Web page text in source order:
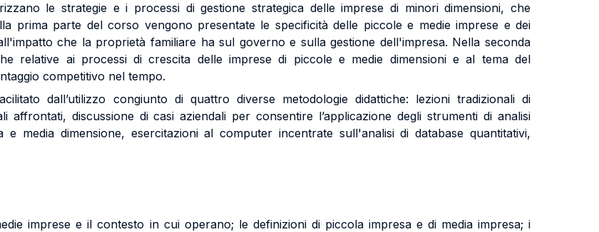
le strategie e i processi di gestione strategica delle imprese di minori dimensioni, che
prima parte del corso vengono presentate le specificità delle piccole e medie imprese e dei
che la proprietà familiare ha sul governo e sulla gestione dell'impresa. Nella seconda
relative ai processi di crescita delle imprese di piccole e medie dimensioni e al tema del
competitivo nel tempo.
dall’utilizzo congiunto di quattro diverse metodologie didattiche: lezioni tradizionali di
affrontati, discussione di casi aziendali per consentire l’applicazione degli strumenti di analisi
media dimensione, esercitazioni al computer incentrate sull'analisi di database quantitativi,
imprese e il contesto in cui operano; le definizioni di piccola impresa e di media impresa; i